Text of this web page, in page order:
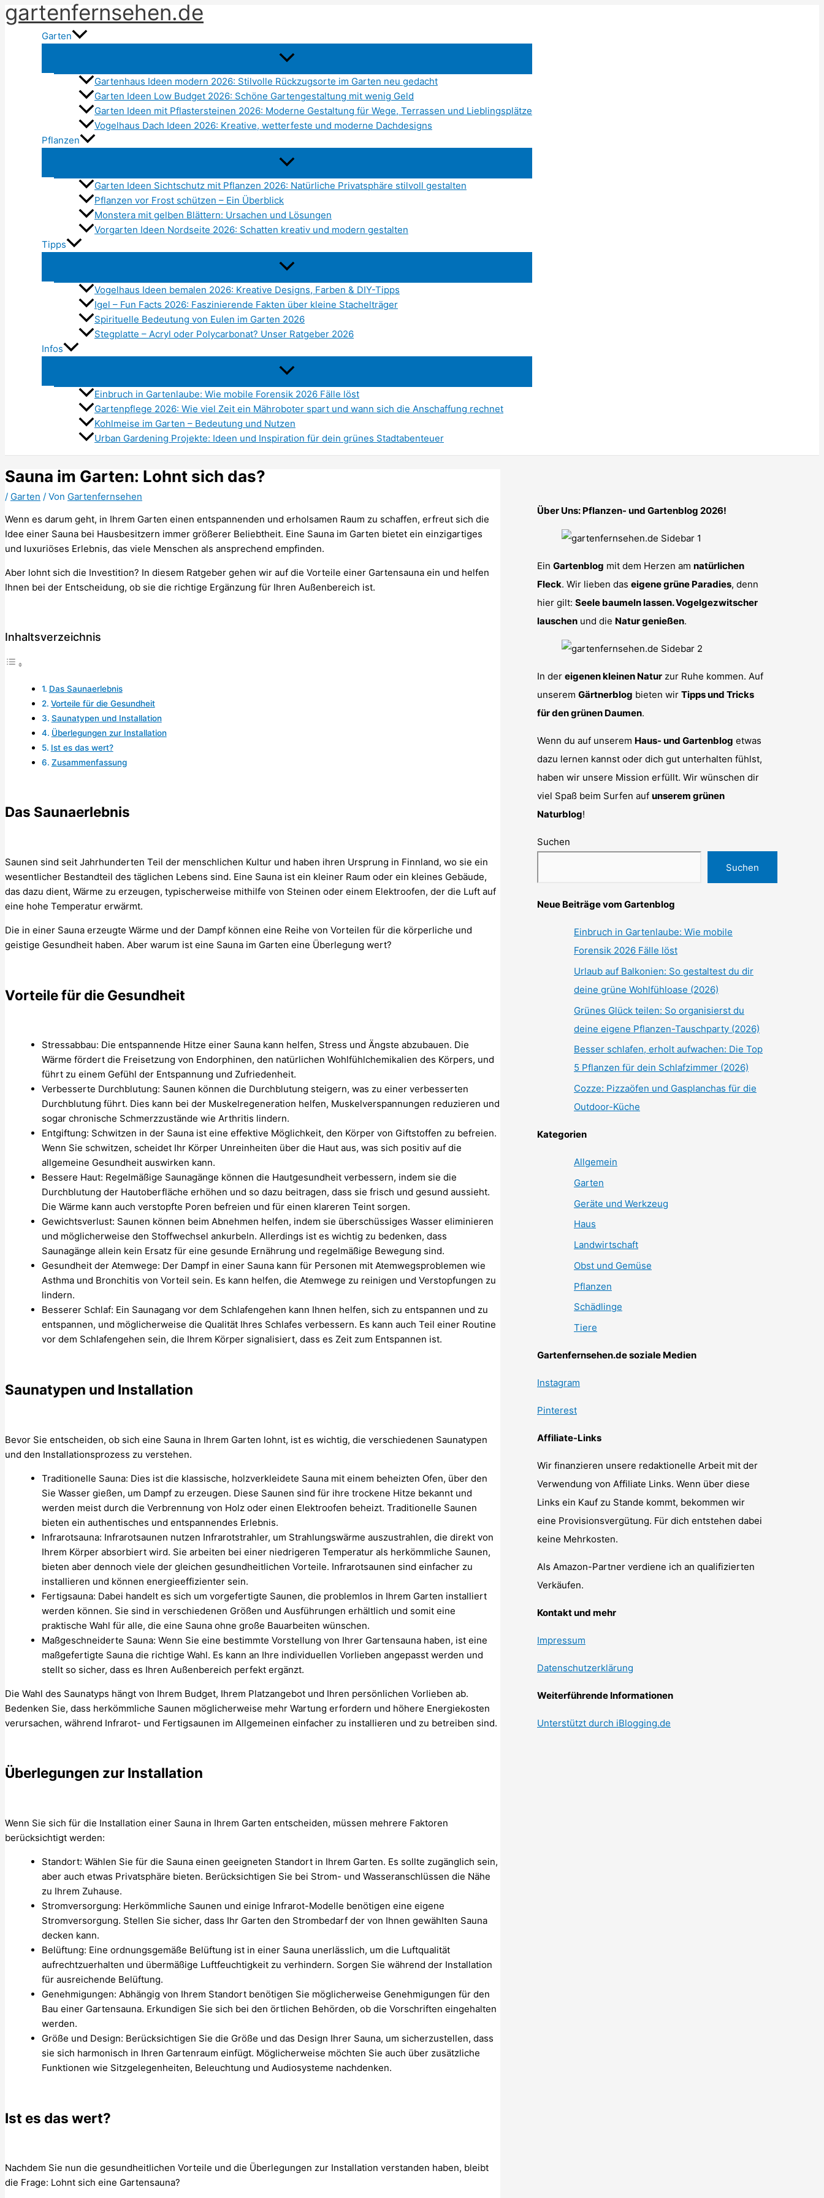
Zum
Inhalt
springen
gartenfernsehen.de
Garten
Gartenhaus Ideen modern 2026: Stilvolle Rückzugsorte im Garten neu gedacht
Garten Ideen Low Budget 2026: Schöne Gartengestaltung mit wenig Geld
Garten Ideen mit Pflastersteinen 2026: Moderne Gestaltung für Wege, Terrassen und Lieblingsplätze
Vogelhaus Dach Ideen 2026: Kreative, wetterfeste und moderne Dachdesigns
Pflanzen
Garten Ideen Sichtschutz mit Pflanzen 2026: Natürliche Privatsphäre stilvoll gestalten
Pflanzen vor Frost schützen – Ein Überblick
Monstera mit gelben Blättern: Ursachen und Lösungen
Vorgarten Ideen Nordseite 2026: Schatten kreativ und modern gestalten
Tipps
Vogelhaus Ideen bemalen 2026: Kreative Designs, Farben & DIY-Tipps
Igel – Fun Facts 2026: Faszinierende Fakten über kleine Stachelträger
Spirituelle Bedeutung von Eulen im Garten 2026
Stegplatte – Acryl oder Polycarbonat? Unser Ratgeber 2026
Infos
Einbruch in Gartenlaube: Wie mobile Forensik 2026 Fälle löst
Gartenpflege 2026: Wie viel Zeit ein Mähroboter spart und wann sich die Anschaffung rechnet
Kohlmeise im Garten – Bedeutung und Nutzen
Urban Gardening Projekte: Ideen und Inspiration für dein grünes Stadtabenteuer
Sauna im Garten: Lohnt sich das?
/ Garten / Von Gartenfernsehen
Wenn es darum geht, in Ihrem Garten einen entspannenden und erholsamen Raum zu schaffen, erfreut sich die
Idee einer Sauna bei Hausbesitzern immer größerer Beliebtheit. Eine Sauna im Garten bietet ein einzigartiges
und luxuriöses Erlebnis, das viele Menschen als ansprechend empfinden.
Aber lohnt sich die Investition? In diesem Ratgeber gehen wir auf die Vorteile einer Gartensauna ein und helfen
Ihnen bei der Entscheidung, ob sie die richtige Ergänzung für Ihren Außenbereich ist.
Inhaltsverzeichnis
Das Saunaerlebnis
Vorteile für die Gesundheit
Saunatypen und Installation
Überlegungen zur Installation
Ist es das wert?
Zusammenfassung
Das Saunaerlebnis
Saunen sind seit Jahrhunderten Teil der menschlichen Kultur und haben ihren Ursprung in Finnland, wo sie ein
wesentlicher Bestandteil des täglichen Lebens sind. Eine Sauna ist ein kleiner Raum oder ein kleines Gebäude,
das dazu dient, Wärme zu erzeugen, typischerweise mithilfe von Steinen oder einem Elektroofen, der die Luft auf
eine hohe Temperatur erwärmt.
Die in einer Sauna erzeugte Wärme und der Dampf können eine Reihe von Vorteilen für die körperliche und
geistige Gesundheit haben. Aber warum ist eine Sauna im Garten eine Überlegung wert?
Vorteile für die Gesundheit
Stressabbau: Die entspannende Hitze einer Sauna kann helfen, Stress und Ängste abzubauen. Die
Wärme fördert die Freisetzung von Endorphinen, den natürlichen Wohlfühlchemikalien des Körpers, und
führt zu einem Gefühl der Entspannung und Zufriedenheit.
Verbesserte Durchblutung: Saunen können die Durchblutung steigern, was zu einer verbesserten
Durchblutung führt. Dies kann bei der Muskelregeneration helfen, Muskelverspannungen reduzieren und
sogar chronische Schmerzzustände wie Arthritis lindern.
Entgiftung: Schwitzen in der Sauna ist eine effektive Möglichkeit, den Körper von Giftstoffen zu befreien.
Wenn Sie schwitzen, scheidet Ihr Körper Unreinheiten über die Haut aus, was sich positiv auf die
allgemeine Gesundheit auswirken kann.
Bessere Haut: Regelmäßige Saunagänge können die Hautgesundheit verbessern, indem sie die
Durchblutung der Hautoberfläche erhöhen und so dazu beitragen, dass sie frisch und gesund aussieht.
Die Wärme kann auch verstopfte Poren befreien und für einen klareren Teint sorgen.
Gewichtsverlust: Saunen können beim Abnehmen helfen, indem sie überschüssiges Wasser eliminieren
und möglicherweise den Stoffwechsel ankurbeln. Allerdings ist es wichtig zu bedenken, dass
Saunagänge allein kein Ersatz für eine gesunde Ernährung und regelmäßige Bewegung sind.
Gesundheit der Atemwege: Der Dampf in einer Sauna kann für Personen mit Atemwegsproblemen wie
Asthma und Bronchitis von Vorteil sein. Es kann helfen, die Atemwege zu reinigen und Verstopfungen zu
lindern.
Besserer Schlaf: Ein Saunagang vor dem Schlafengehen kann Ihnen helfen, sich zu entspannen und zu
entspannen, und möglicherweise die Qualität Ihres Schlafes verbessern. Es kann auch Teil einer Routine
vor dem Schlafengehen sein, die Ihrem Körper signalisiert, dass es Zeit zum Entspannen ist.
Saunatypen und Installation
Bevor Sie entscheiden, ob sich eine Sauna in Ihrem Garten lohnt, ist es wichtig, die verschiedenen Saunatypen
und den Installationsprozess zu verstehen.
Traditionelle Sauna: Dies ist die klassische, holzverkleidete Sauna mit einem beheizten Ofen, über den
Sie Wasser gießen, um Dampf zu erzeugen. Diese Saunen sind für ihre trockene Hitze bekannt und
werden meist durch die Verbrennung von Holz oder einen Elektroofen beheizt. Traditionelle Saunen
bieten ein authentisches und entspannendes Erlebnis.
Infrarotsauna: Infrarotsaunen nutzen Infrarotstrahler, um Strahlungswärme auszustrahlen, die direkt von
Ihrem Körper absorbiert wird. Sie arbeiten bei einer niedrigeren Temperatur als herkömmliche Saunen,
bieten aber dennoch viele der gleichen gesundheitlichen Vorteile. Infrarotsaunen sind einfacher zu
installieren und können energieeffizienter sein.
Fertigsauna: Dabei handelt es sich um vorgefertigte Saunen, die problemlos in Ihrem Garten installiert
werden können. Sie sind in verschiedenen Größen und Ausführungen erhältlich und somit eine
praktische Wahl für alle, die eine Sauna ohne große Bauarbeiten wünschen.
Maßgeschneiderte Sauna: Wenn Sie eine bestimmte Vorstellung von Ihrer Gartensauna haben, ist eine
maßgefertigte Sauna die richtige Wahl. Es kann an Ihre individuellen Vorlieben angepasst werden und
stellt so sicher, dass es Ihren Außenbereich perfekt ergänzt.
Die Wahl des Saunatyps hängt von Ihrem Budget, Ihrem Platzangebot und Ihren persönlichen Vorlieben ab.
Bedenken Sie, dass herkömmliche Saunen möglicherweise mehr Wartung erfordern und höhere Energiekosten
verursachen, während Infrarot- und Fertigsaunen im Allgemeinen einfacher zu installieren und zu betreiben sind.
Überlegungen zur Installation
Wenn Sie sich für die Installation einer Sauna in Ihrem Garten entscheiden, müssen mehrere Faktoren
berücksichtigt werden:
Standort: Wählen Sie für die Sauna einen geeigneten Standort in Ihrem Garten. Es sollte zugänglich sein,
aber auch etwas Privatsphäre bieten. Berücksichtigen Sie bei Strom- und Wasseranschlüssen die Nähe
zu Ihrem Zuhause.
Stromversorgung: Herkömmliche Saunen und einige Infrarot-Modelle benötigen eine eigene
Stromversorgung. Stellen Sie sicher, dass Ihr Garten den Strombedarf der von Ihnen gewählten Sauna
decken kann.
Belüftung: Eine ordnungsgemäße Belüftung ist in einer Sauna unerlässlich, um die Luftqualität
aufrechtzuerhalten und übermäßige Luftfeuchtigkeit zu verhindern. Sorgen Sie während der Installation
für ausreichende Belüftung.
Genehmigungen: Abhängig von Ihrem Standort benötigen Sie möglicherweise Genehmigungen für den
Bau einer Gartensauna. Erkundigen Sie sich bei den örtlichen Behörden, ob die Vorschriften eingehalten
werden.
Größe und Design: Berücksichtigen Sie die Größe und das Design Ihrer Sauna, um sicherzustellen, dass
sie sich harmonisch in Ihren Gartenraum einfügt. Möglicherweise möchten Sie auch über zusätzliche
Funktionen wie Sitzgelegenheiten, Beleuchtung und Audiosysteme nachdenken.
Ist es das wert?
Nachdem Sie nun die gesundheitlichen Vorteile und die Überlegungen zur Installation verstanden haben, bleibt
die Frage: Lohnt sich eine Gartensauna?
Über Uns: Pflanzen- und Gartenblog 2026!
Ein Gartenblog mit dem Herzen am natürlichen
Fleck. Wir lieben das eigene grüne Paradies, denn
hier gilt: Seele baumeln lassen. Vogelgezwitscher
lauschen und die Natur genießen.
In der eigenen kleinen Natur zur Ruhe kommen. Auf
unserem Gärtnerblog bieten wir Tipps und Tricks
für den grünen Daumen.
Wenn du auf unserem Haus- und Gartenblog etwas
dazu lernen kannst oder dich gut unterhalten fühlst,
haben wir unsere Mission erfüllt. Wir wünschen dir
viel Spaß beim Surfen auf unserem grünen
Naturblog!
Suchen
Suchen
Neue Beiträge vom Gartenblog
Einbruch in Gartenlaube: Wie mobile
Forensik 2026 Fälle löst
Urlaub auf Balkonien: So gestaltest du dir
deine grüne Wohlfühloase (2026)
Grünes Glück teilen: So organisierst du
deine eigene Pflanzen-Tauschparty (2026)
Besser schlafen, erholt aufwachen: Die Top
5 Pflanzen für dein Schlafzimmer (2026)
Cozze: Pizzaöfen und Gasplanchas für die
Outdoor-Küche
Kategorien
Allgemein
Garten
Geräte und Werkzeug
Haus
Landwirtschaft
Obst und Gemüse
Pflanzen
Schädlinge
Tiere
Gartenfernsehen.de soziale Medien
Instagram
Pinterest
Affiliate-Links
Wir finanzieren unsere redaktionelle Arbeit mit der
Verwendung von Affiliate Links. Wenn über diese
Links ein Kauf zu Stande kommt, bekommen wir
eine Provisionsvergütung. Für dich entstehen dabei
keine Mehrkosten.
Als Amazon-Partner verdiene ich an qualifizierten
Verkäufen.
Kontakt und mehr
Impressum
Datenschutzerklärung
Weiterführende Informationen
Unterstützt durch iBlogging.de